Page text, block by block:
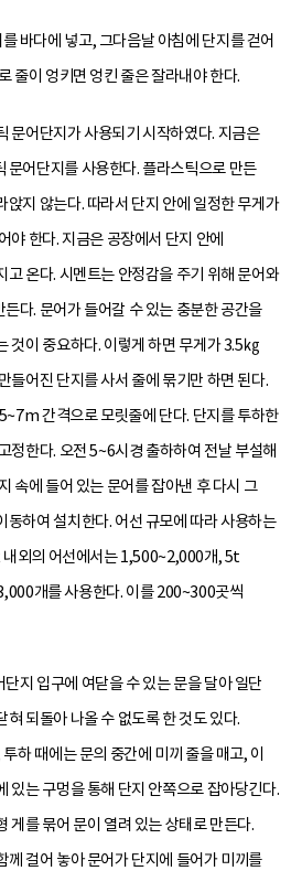
바다에 넣고, 그다음날 아침에 단지를 걷어
줄이 엉키면 엉킨 줄은 잘라내야 한다.
문어단지가 사용되기 시작하였다. 지금은
문어단지를 사용한다. 플라스틱으로 만든
앉지 않는다. 따라서 단지 안에 일정한 무게가
야 한다. 지금은 공장에서 단지 안에
고 온다. 시멘트는 안정감을 주기 위해 문어와
다. 문어가 들어갈 수 있는 충분한 공간을
것이 중요하다. 이렇게 하면 무게가 3.5㎏
들어진 단지를 사서 줄에 묶기만 하면 된다.
간격으로 모릿줄에 단다. 단지를 투하한
정한다. 오전 5~6시경 출하하여 전날 부설해
속에 들어 있는 문어를 잡아낸 후 다시 그
동하여 설치한다. 어선 규모에 따라 사용하는
외의 어선에서는 1,500~2,000개, 5t
개를 사용한다. 이를 200~300곳씩
지 입구에 여닫을 수 있는 문을 달아 일단
혀 되돌아 나올 수 없도록 한 것도 있다.
하 때에는 문의 중간에 미끼 줄을 매고, 이
있는 구멍을 통해 단지 안쪽으로 잡아당긴다.
게를 묶어 문이 열려 있는 상태로 만든다.
께 걸어 놓아 문어가 단지에 들어가 미끼를